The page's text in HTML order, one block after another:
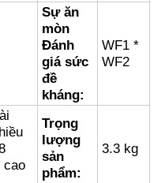
cháy nổ
Sự ăn
mòn
Đánh
giá sức
đề
kháng:
WF1 *
WF2
cao
Trọng
lượng
sản
phẩm:
3.3 kg